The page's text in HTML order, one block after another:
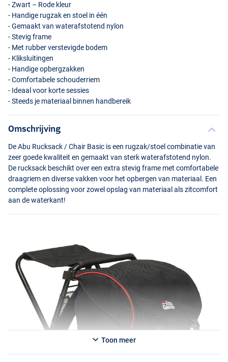
- Zwart – Rode kleur
- Handige rugzak en stoel in één
- Gemaakt van waterafstotend nylon
- Stevig frame
- Met rubber verstevigde bodem
- Kliksluitingen
- Handige opbergzakken
- Comfortabele schouderriem
- Ideaal voor korte sessies
- Steeds je materiaal binnen handbereik
Omschrijving
De Abu Rucksack / Chair Basic is een rugzak/stoel combinatie van
zeer goede kwaliteit en gemaakt van sterk waterafstotend nylon.
De rucksack beschikt over een extra stevig frame met comfortabele
draagriem en diverse vakken voor het opbergen van materiaal. Een
complete oplossing voor zowel opslag van materiaal als zitcomfort
aan de waterkant!
Toon meer